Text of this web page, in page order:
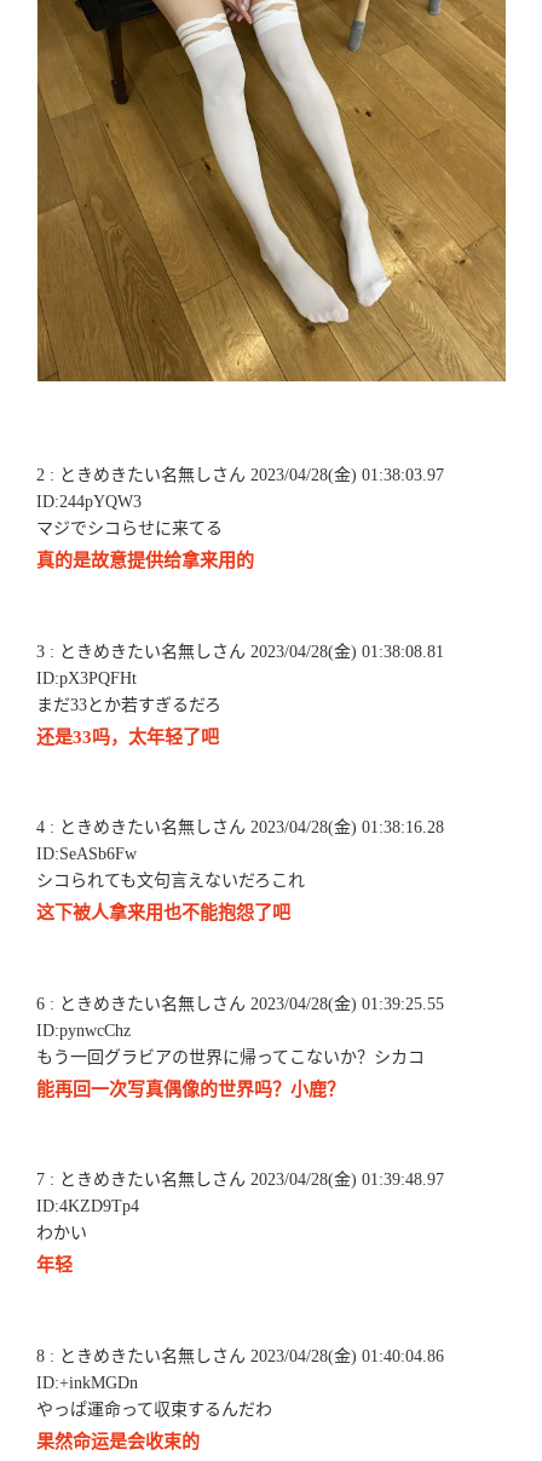
2 : ときめきたい名無しさん 2023/04/28(金) 01:38:03.97
ID:244pYQW3
マジでシコらせに来てる
真的是故意提供给拿来用的
3 : ときめきたい名無しさん 2023/04/28(金) 01:38:08.81
ID:pX3PQFHt
まだ33とか若すぎるだろ
还是33吗，太年轻了吧
4 : ときめきたい名無しさん 2023/04/28(金) 01:38:16.28
ID:SeASb6Fw
シコられても文句言えないだろこれ
这下被人拿来用也不能抱怨了吧
6 : ときめきたい名無しさん 2023/04/28(金) 01:39:25.55
ID:pynwcChz
もう一回グラビアの世界に帰ってこないか？シカコ
能再回一次写真偶像的世界吗？小鹿？
7 : ときめきたい名無しさん 2023/04/28(金) 01:39:48.97
ID:4KZD9Tp4
わかい
年轻
8 : ときめきたい名無しさん 2023/04/28(金) 01:40:04.86
ID:+inkMGDn
やっぱ運命って収束するんだわ
果然命运是会收束的